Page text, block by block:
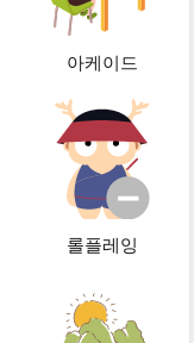
아케이드
롤플레잉